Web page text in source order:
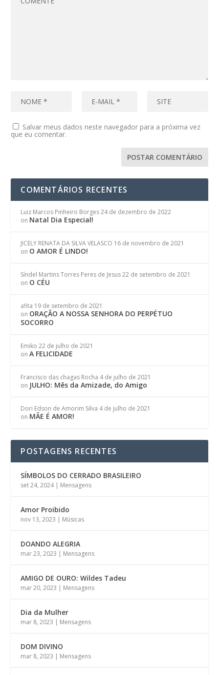
Salvar meus dados neste navegador para a próxima vez
que eu comentar.
COMENTÁRIOS RECENTES
Luiz Marcos Pinheiro Borges 24 de dezembro de 2022
on Natal Dia Especial!
JICELY RENATA DA SILVA VELASCO 16 de novembro de 2021
on O AMOR É LINDO!
Síndel Martins Torres Peres de Jesus 22 de setembro de 2021
on O CÉU
afita 19 de setembro de 2021
on ORAÇÃO A NOSSA SENHORA DO PERPÉTUO
SOCORRO
Emiko 22 de julho de 2021
onA FELICIDADE
Francisco das chagas Rocha 4 de julho de 2021
on JULHO: Mês da Amizade, do Amigo
Dori Edson de Amorim Silva 4 de julho de 2021
on MÃE É AMOR!
POSTAGENS RECENTES
SÍMBOLOS DO CERRADO BRASILEIRO
set 24, 2024| Mensagens
Amor Proibido
nov 13, 2023 | Músicas
DOANDO ALEGRIA
mar 23, 2023 | Mensagens
AMIGO DE OURO: Wildes Tadeu
mar 20, 2023 | Mensagens
Dia da Mulher
mar 8, 2023 | Mensagens
DOM DIVINO
mar 8, 2023 | Mensagens